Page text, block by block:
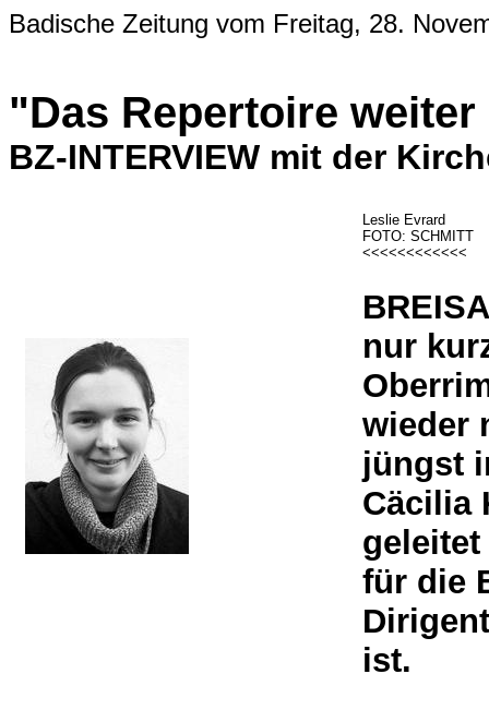
Badische Zeitung vom Freitag, 28.
"Das Repertoire
BZ-INTERVIEW mit der
Leslie Evrard
FOTO: SCHMITT
<<<<<<<<<<<<
nur
wieder
jüngst
Cäcilia
für die
ist.